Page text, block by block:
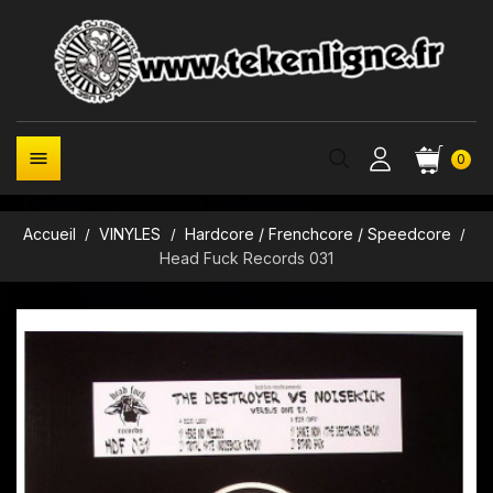
0

Accueil VINYLES
Hardcore / Frenchcore / Speedcore
Head Fuck Records 031